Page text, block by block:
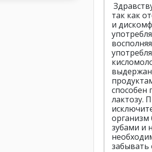
так как
и
лактозу.
организм
зубами и
забывать